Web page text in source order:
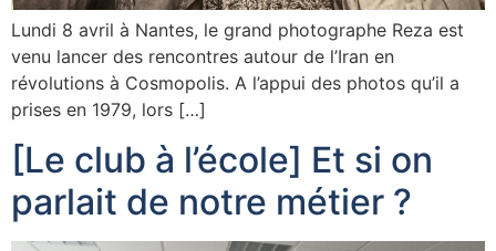
Lundi 8 avril à Nantes, le grand photographe Reza est
venu lancer des rencontres autour de l’Iran en
révolutions à Cosmopolis. A l’appui des photos qu’il a
prises en 1979, lors […]
[Le club à l’école] Et si on
parlait de notre métier ?